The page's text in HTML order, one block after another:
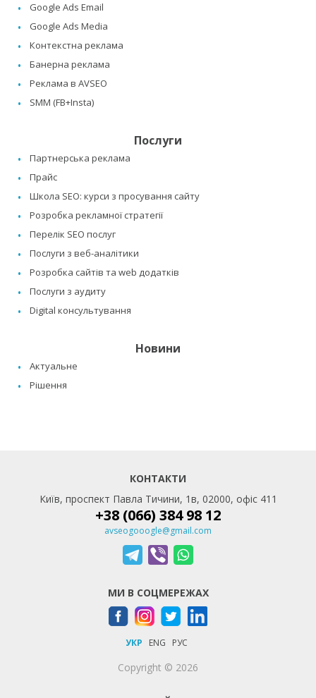
Google Ads Email
Google Ads Media
Контекстна реклама
Банерна реклама
Реклама в AVSEO
SMM (FB+Insta)
Послуги
Партнерська реклама
Прайс
Школа SEO: курси з просування сайту
Розробка рекламної стратегії
Перелік SEO послуг
Послуги з веб-аналітики
Розробка сайтів та web додатків
Послуги з аудиту
Digital консультування
Новини
Актуальне
Рішення
КОНТАКТИ
Київ, проспект Павла Тичини, 1в, 02000, офіс 411
+38 (066) 384 98 12
avseogooogle@gmail.com
МИ В СОЦМЕРЕЖАХ
УКР ENG РУС
Copyright © 2026